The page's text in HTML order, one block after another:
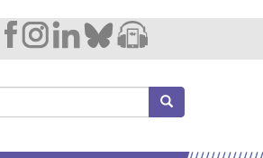
Image
Lien
Rechercher